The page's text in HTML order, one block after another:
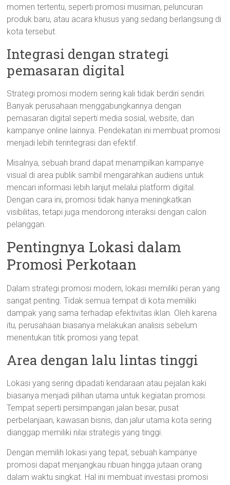
momen tertentu, seperti promosi musiman, peluncuran
produk baru, atau acara khusus yang sedang berlangsung di
kota tersebut.
Integrasi dengan strategi
pemasaran digital
Strategi promosi modern sering kali tidak berdiri sendiri.
Banyak perusahaan menggabungkannya dengan
pemasaran digital seperti media sosial, website, dan
kampanye online lainnya. Pendekatan ini membuat promosi
menjadi lebih terintegrasi dan efektif.
Misalnya, sebuah brand dapat menampilkan kampanye
visual di area publik sambil mengarahkan audiens untuk
mencari informasi lebih lanjut melalui platform digital.
Dengan cara ini, promosi tidak hanya meningkatkan
visibilitas, tetapi juga mendorong interaksi dengan calon
pelanggan.
Pentingnya Lokasi dalam
Promosi Perkotaan
Dalam strategi promosi modern, lokasi memiliki peran yang
sangat penting. Tidak semua tempat di kota memiliki
dampak yang sama terhadap efektivitas iklan. Oleh karena
itu, perusahaan biasanya melakukan analisis sebelum
menentukan titik promosi yang tepat.
Area dengan lalu lintas tinggi
Lokasi yang sering dipadati kendaraan atau pejalan kaki
biasanya menjadi pilihan utama untuk kegiatan promosi.
Tempat seperti persimpangan jalan besar, pusat
perbelanjaan, kawasan bisnis, dan jalur utama kota sering
dianggap memiliki nilai strategis yang tinggi.
Dengan memilih lokasi yang tepat, sebuah kampanye
promosi dapat menjangkau ribuan hingga jutaan orang
dalam waktu singkat. Hal ini membuat investasi promosi